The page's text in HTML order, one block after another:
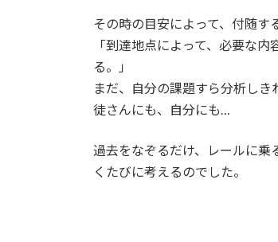
その時の目安によって、付随す
「到達地点によって、必要な
る。」
まだ、自分の課題すら分析し
徒さんにも、自分にも…
過去をなぞるだけ、レールに
くたびに考えるのでした。